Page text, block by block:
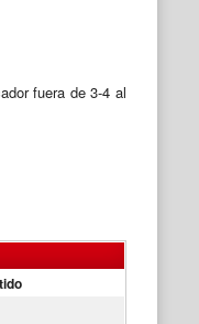
fuera de 3-4 al